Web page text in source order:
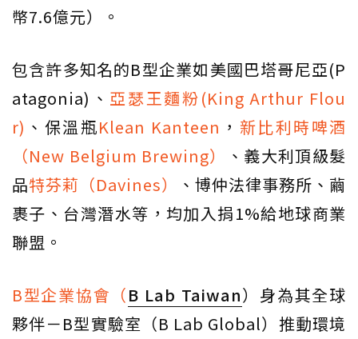
幣7.6億元）。
包含許多知名的B型企業如美國巴塔哥尼亞(P
atagonia)、 亞瑟王麵粉(King Arthur Flou
r) 、保溫瓶Klean Kanteen ， 新比利時啤酒
（New Belgium Brewing）
、義大利頂級髮
品特芬莉（Davines）
、博仲法律事務所、繭
裹子、台灣潛水等，均加入捐1%給地球商業
聯盟。
B型企業協會（B Lab Taiwan）身為其全球
夥伴－B型實驗室（B Lab Global）推動環境